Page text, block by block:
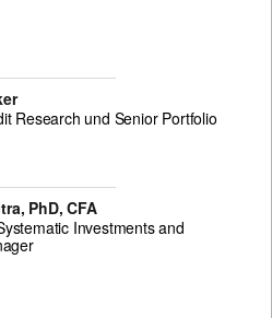
Research und Senior Portfolio
PhD, CFA
Investments and